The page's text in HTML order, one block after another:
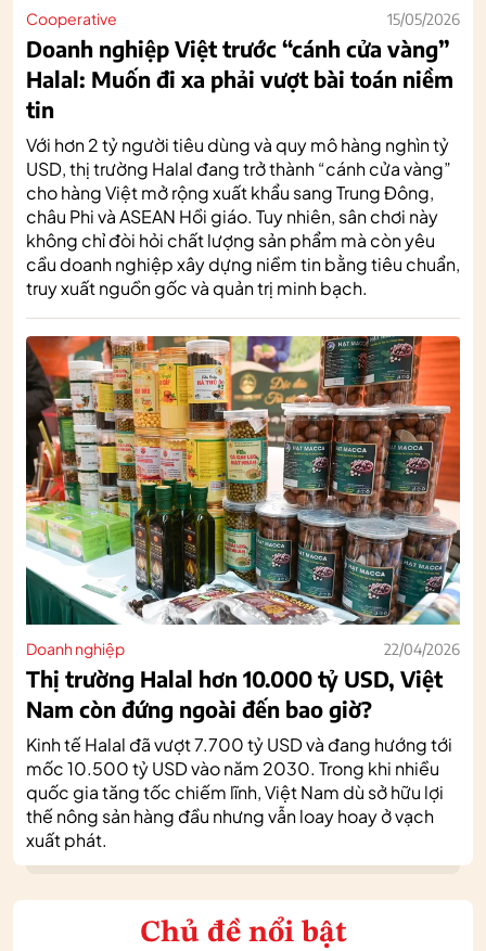
Cooperative 15/05/2026
Doanh nghiệp Việt trước “cánh cửa vàng”
Halal: Muốn đi xa phải vượt bài toán niềm
tin
Với hơn 2 tỷ người tiêu dùng và quy mô hàng nghìn tỷ
USD, thị trường Halal đang trở thành “cánh cửa vàng”
cho hàng Việt mở rộng xuất khẩu sang Trung Đông,
châu Phi và ASEAN Hồi giáo. Tuy nhiên, sân chơi này
không chỉ đòi hỏi chất lượng sản phẩm mà còn yêu
cầu doanh nghiệp xây dựng niềm tin bằng tiêu chuẩn,
truy xuất nguồn gốc và quản trị minh bạch.
Doanh nghiệp 22/04/2026
Thị trường Halal hơn 10.000 tỷ USD, Việt
Nam còn đứng ngoài đến bao giờ?
Kinh tế Halal đã vượt 7.700 tỷ USD và đang hướng tới
mốc 10.500 tỷ USD vào năm 2030. Trong khi nhiều
quốc gia tăng tốc chiếm lĩnh, Việt Nam dù sở hữu lợi
thế nông sản hàng đầu nhưng vẫn loay hoay ở vạch
xuất phát.
Chủ đề nổi bật